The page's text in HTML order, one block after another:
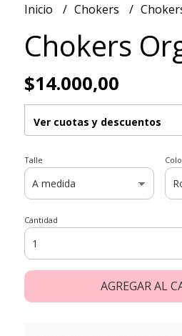
Inicio Chokers
Chokers
$14.000,00
Ver cuotas y descuentos
Talle
Cantidad
AGREGAR AL